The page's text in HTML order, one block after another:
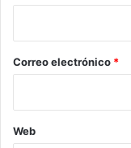
*
Correo electrónico *
Web